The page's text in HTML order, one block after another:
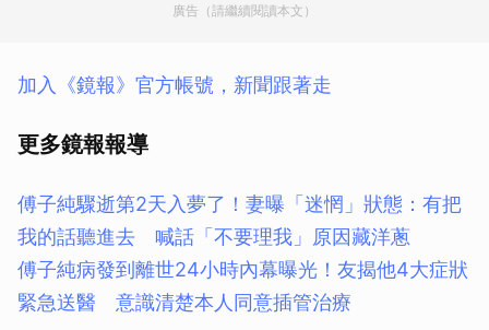
廣告（請繼續閱讀本文）
加入《鏡報》官方帳號，新聞跟著走
更多鏡報報導
傅子純驟逝第2天入夢了！妻曝「迷惘」狀態：有把
我的話聽進去 喊話「不要理我」原因藏洋蔥
傅子純病發到離世24小時內幕曝光！友揭他4大症狀
緊急送醫 意識清楚本人同意插管治療